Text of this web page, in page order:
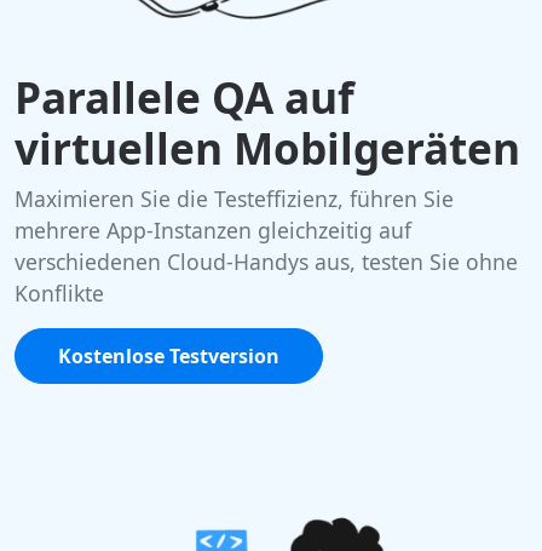
Parallele QA auf
virtuellen Mobilgeräten
Maximieren Sie die Testeffizienz, führen Sie
mehrere App-Instanzen gleichzeitig auf
verschiedenen Cloud-Handys aus, testen Sie ohne
Konflikte
Kostenlose Testversion